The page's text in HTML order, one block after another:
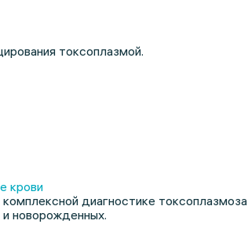
токсоплазмой.
крови
диагностике
новорожденных.